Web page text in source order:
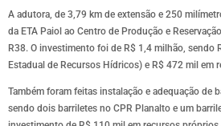
A adutora, de 3,79 km de extensão e 250
da ETA Paiol ao Centro de Produção e
R38. O investimento foi de R$ 1,4 milhão, sendo
Estadual de Recursos Hídricos) e R$ 472 mil em
Também foram feitas instalação e adequação de
sendo dois barriletes no CPR Planalto e um